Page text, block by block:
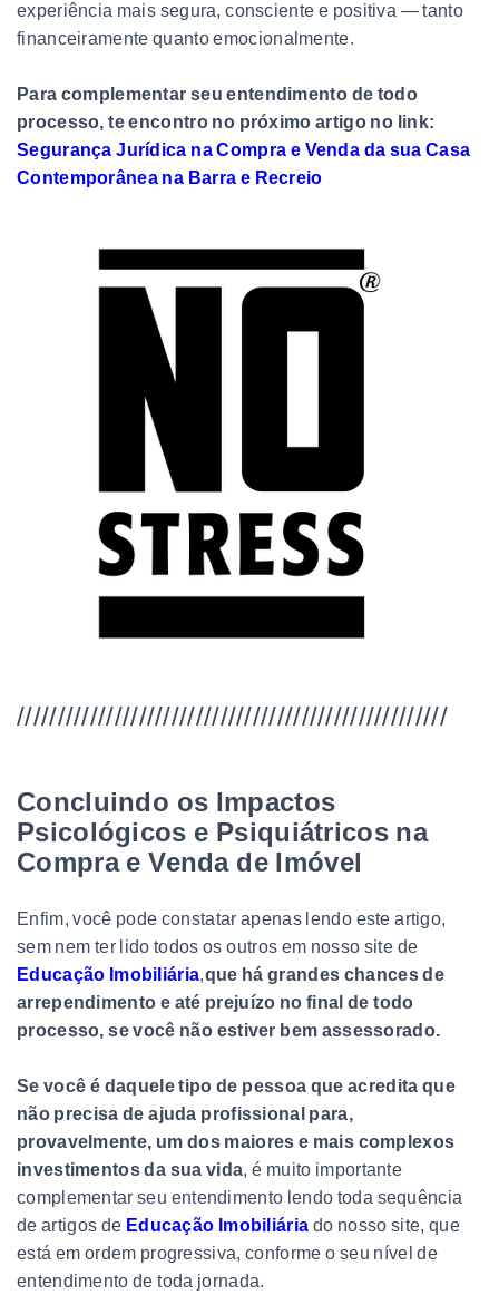
experiência mais segura, consciente e positiva — tanto
financeiramente quanto emocionalmente.
Para complementar seu entendimento de todo
processo, te encontro no próximo artigo no link:
Segurança Jurídica na Compra e Venda da sua Casa
Contemporânea na Barra e Recreio
/////////////////////////////////////////////////////
Concluindo os Impactos
Psicológicos e Psiquiátricos na
Compra e Venda de Imóvel
Enfim, você pode constatar apenas lendo este artigo,
sem nem ter lido todos os outros em nosso site de
Educação Imobiliária,que há grandes chances de
arrependimento e até prejuízo no final de todo
processo, se você não estiver bem assessorado.
Se você é daquele tipo de pessoa que acredita que
não precisa de ajuda profissional para,
provavelmente, um dos maiores e mais complexos
investimentos da sua vida, é muito importante
complementar seu entendimento lendo toda sequência
de artigos de Educação Imobiliária do nosso site, que
está em ordem progressiva, conforme o seu nível de
entendimento de toda jornada.